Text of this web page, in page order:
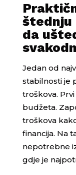
štednju
da
Jedan od
stabilnosti je
troškova.
budžeta.
troškova
financija. Na
nepotrebne
gdje je